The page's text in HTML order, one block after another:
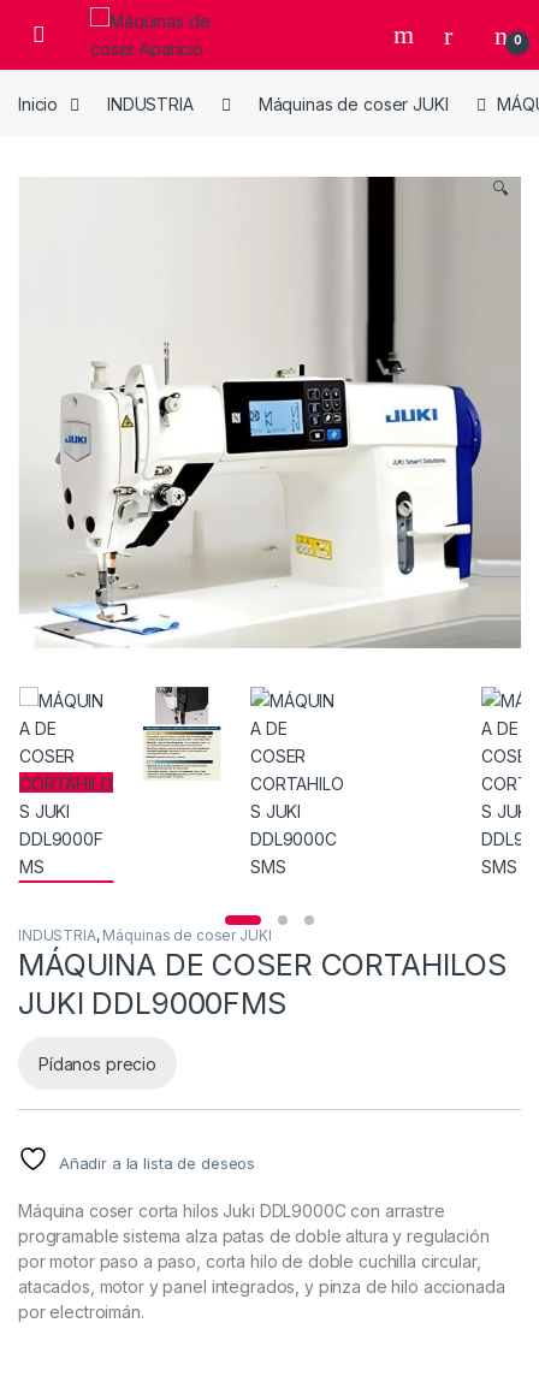
Skip to navigation
Skip to content
Open 0
Inicio INDUSTRIA Máquinas de coser JUKI
🔍
INDUSTRIA, Máquinas de coser JUKI
MÁQUINA DE COSER CORTAHILOS
JUKI DDL9000FMS
Pídanos precio
Añadir a la lista de deseos
Máquina coser corta hilos Juki DDL9000C con arrastre
programable sistema alza patas de doble altura y regulación
por motor paso a paso, corta hilo de doble cuchilla circular,
atacados, motor y panel integrados, y pinza de hilo accionada
por electroimán.